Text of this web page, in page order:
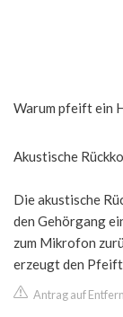
Warum pfeift ein
Akustische
Die akustische
den Gehörgang
zum Mikrofon
erzeugt den
Antrag auf